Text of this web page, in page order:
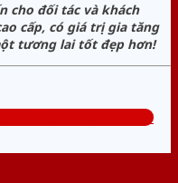
cho đối tác và khách
cấp, có giá trị gia tăng
tương lai tốt đẹp hơn!
miễn phí: 0824.400.400